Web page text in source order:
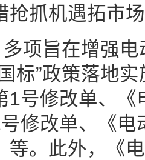
抢抓机遇拓市
项旨在增强
标”政策落地
1号修改单、
修改单、《
等。此外，《